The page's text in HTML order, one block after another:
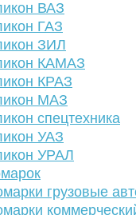
ВАЗ
ГАЗ
ЗИЛ
КАМАЗ
КРАЗ
МАЗ
спецтехника
УАЗ
УРАЛ
грузовые